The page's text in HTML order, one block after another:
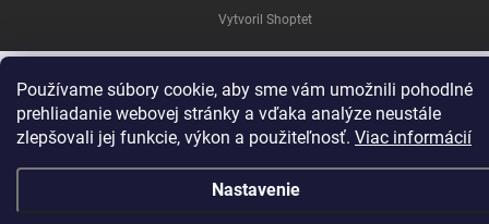
Používame súbory cookie, aby sme vám umožnili pohodlné
prehliadanie webovej stránky a vďaka analýze neustále
zlepšovali jej funkcie, výkon a použiteľnosť. Viac informácií
Nastavenie
Vytvoril Shoptet